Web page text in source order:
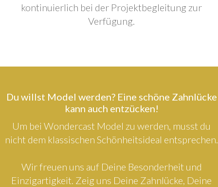
kontinuierlich bei der Projektbegleitung zur
Verfügung.
Du willst Model werden? Eine schöne Zahnlücke
kann auch entzücken!
Um bei Wondercast Model zu werden, musst du
nicht dem klassischen Schönheitsideal entsprechen.
Wir freuen uns auf Deine Besonderheit und
Einzigartigkeit. Zeig uns Deine Zahnlücke, Deine